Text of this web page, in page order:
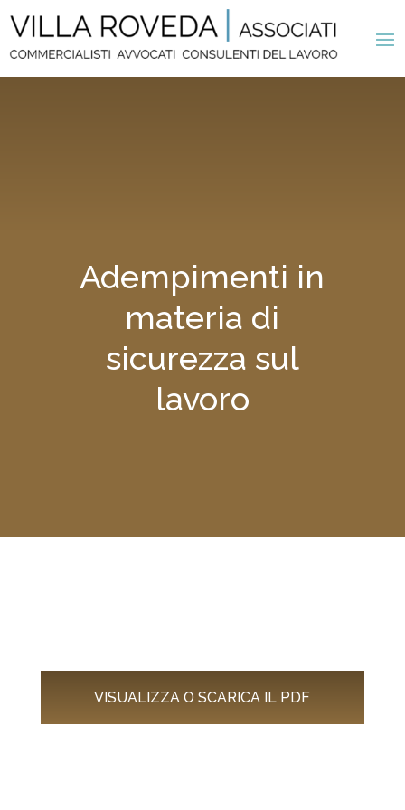
Adempimenti in
materia di
sicurezza sul
lavoro
VISUALIZZA O SCARICA IL PDF